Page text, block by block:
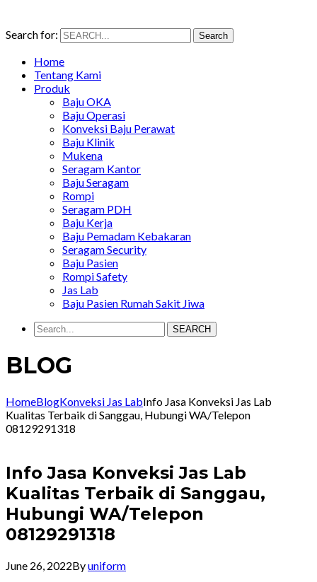
Search for: Search
Home
Tentang Kami
Produk
Baju OKA
Baju Operasi
Konveksi Baju Perawat
Baju Klinik
Mukena
Seragam Kantor
Baju Seragam
Rompi
Seragam PDH
Baju Kerja
Baju Pemadam Kebakaran
Seragam Security
Baju Pasien
Rompi Safety
Jas Lab
Baju Pasien Rumah Sakit Jiwa
SEARCH
BLOG
HomeBlogKonveksi Jas LabInfo Jasa Konveksi Jas Lab
Kualitas Terbaik di Sanggau, Hubungi WA/Telepon
08129291318
Info Jasa Konveksi Jas Lab
Kualitas Terbaik di Sanggau,
Hubungi WA/Telepon
08129291318
June 26, 2022Byuniform